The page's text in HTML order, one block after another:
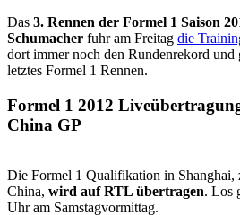
Das 3. Rennen der Formel 1 Saison
Schumacher fuhr am Freitag die
dort immer noch den Rundenrekord und
letztes Formel 1 Rennen.
Formel 1 2012
China GP
Die Formel 1 Qualifikation in Shanghai,
China, wird auf RTL übertragen. Los
Uhr am Samstagvormittag.